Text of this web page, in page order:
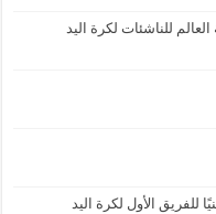
للناشئات لكرة اليد
للفريق الأول لكرة اليد